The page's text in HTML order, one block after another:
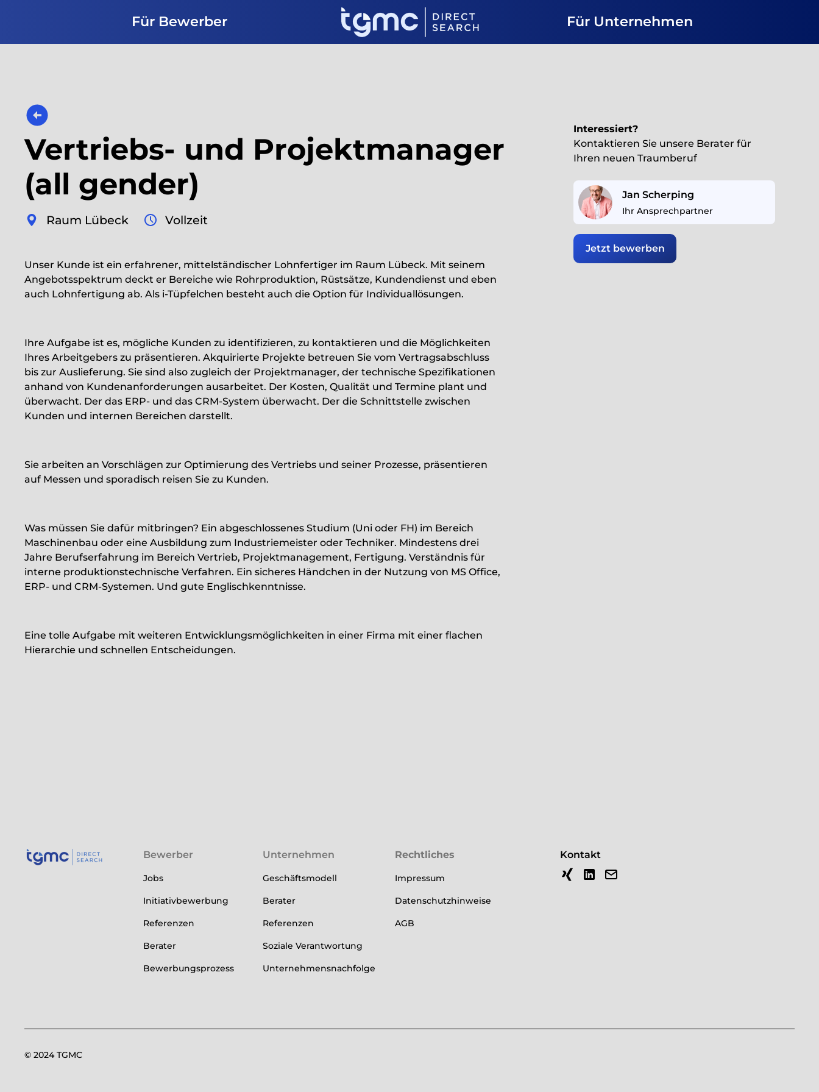
Für Bewerber Für Unternehmen
Vertriebs- und Projektmanager
(all gender)
Raum Lübeck Vollzeit
Unser Kunde ist ein erfahrener, mittelständischer Lohnfertiger im Raum Lübeck. Mit seinem
Angebotsspektrum deckt er Bereiche wie Rohrproduktion, Rüstsätze, Kundendienst und eben
auch Lohnfertigung ab. Als i-Tüpfelchen besteht auch die Option für Individuallösungen.
Ihre Aufgabe ist es, mögliche Kunden zu identifizieren, zu kontaktieren und die Möglichkeiten
Ihres Arbeitgebers zu präsentieren. Akquirierte Projekte betreuen Sie vom Vertragsabschluss
bis zur Auslieferung. Sie sind also zugleich der Projektmanager, der technische Spezifikationen
anhand von Kundenanforderungen ausarbeitet. Der Kosten, Qualität und Termine plant und
überwacht. Der das ERP- und das CRM-System überwacht. Der die Schnittstelle zwischen
Kunden und internen Bereichen darstellt.
Sie arbeiten an Vorschlägen zur Optimierung des Vertriebs und seiner Prozesse, präsentieren
auf Messen und sporadisch reisen Sie zu Kunden.
Was müssen Sie dafür mitbringen? Ein abgeschlossenes Studium (Uni oder FH) im Bereich
Maschinenbau oder eine Ausbildung zum Industriemeister oder Techniker. Mindestens drei
Jahre Berufserfahrung im Bereich Vertrieb, Projektmanagement, Fertigung. Verständnis für
interne produktionstechnische Verfahren. Ein sicheres Händchen in der Nutzung von MS Office,
ERP- und CRM-Systemen. Und gute Englischkenntnisse.
Eine tolle Aufgabe mit weiteren Entwicklungsmöglichkeiten in einer Firma mit einer flachen
Hierarchie und schnellen Entscheidungen.
Interessiert?
Kontaktieren Sie unsere Berater für
Ihren neuen Traumberuf
Jan Scherping
Ihr Ansprechpartner
Jetzt bewerben
Bewerber
Jobs
Initiativbewerbung
Referenzen
Berater
Bewerbungsprozess
Unternehmen
Geschäftsmodell
Berater
Referenzen
Soziale Verantwortung
Unternehmensnachfolge
Rechtliches
Impressum
Datenschutzhinweise
AGB
Kontakt
© 2024 TGMC